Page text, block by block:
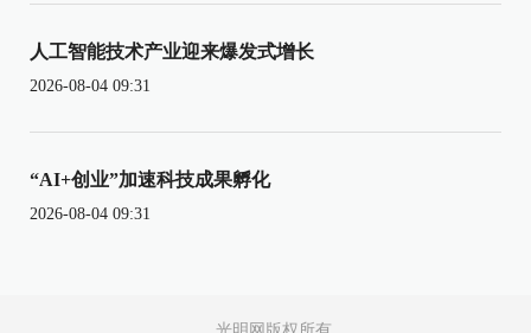
人工智能技术产业迎来爆发式增长
2026-08-04 09:31
“AI+创业”加速科技成果孵化
2026-08-04 09:31